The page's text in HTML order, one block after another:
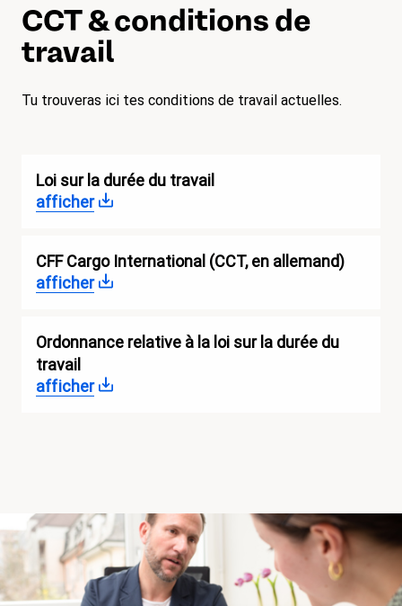
CCT & conditions de
travail
Tu trouveras ici tes conditions de travail actuelles.
Loi sur la durée du travail
afficher
CFF Cargo International (CCT, en allemand)
afficher
Ordonnance relative à la loi sur la durée du
travail
afficher